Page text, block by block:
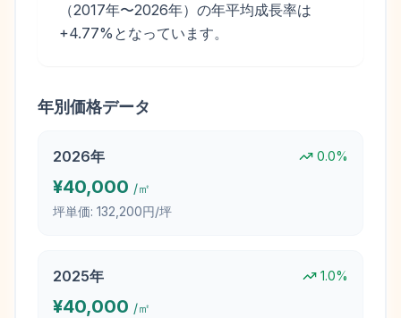
（2017年〜2026年）の年平均成長率は
+4.77%となっています。
年別価格データ
2026年 0.0%
¥40,000 /㎡
坪単価: 132,200円/坪
2025年 1.0%
¥40,000 /㎡